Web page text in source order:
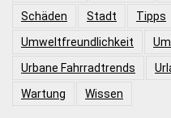
Schäden
Stadt Tipps
Umweltfreundlichkeit
Urbane Fahrradtrends
Wartung
Wissen